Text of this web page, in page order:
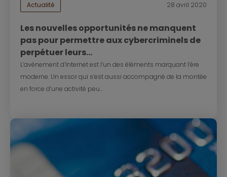
Actualité 28 avril 2020
Les nouvelles opportunités ne manquent
pas pour permettre aux cybercriminels de
perpétuer leurs...
L’avènement d’Internet est l’un des éléments marquant l’ère
moderne. Un essor qui s’est aussi accompagné de la montée
en force d’une activité peu...